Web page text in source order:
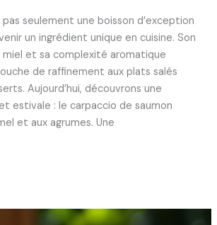
pas seulement une boisson d’exception
un ingrédient unique en cuisine. Son
et sa complexité aromatique
de raffinement aux plats salés
Aujourd’hui, découvrons une
estivale : le carpaccio de saumon
et aux agrumes. Une